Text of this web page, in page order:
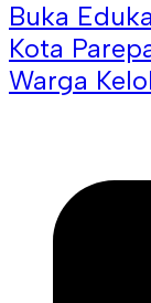
Buka
Kota
Warga